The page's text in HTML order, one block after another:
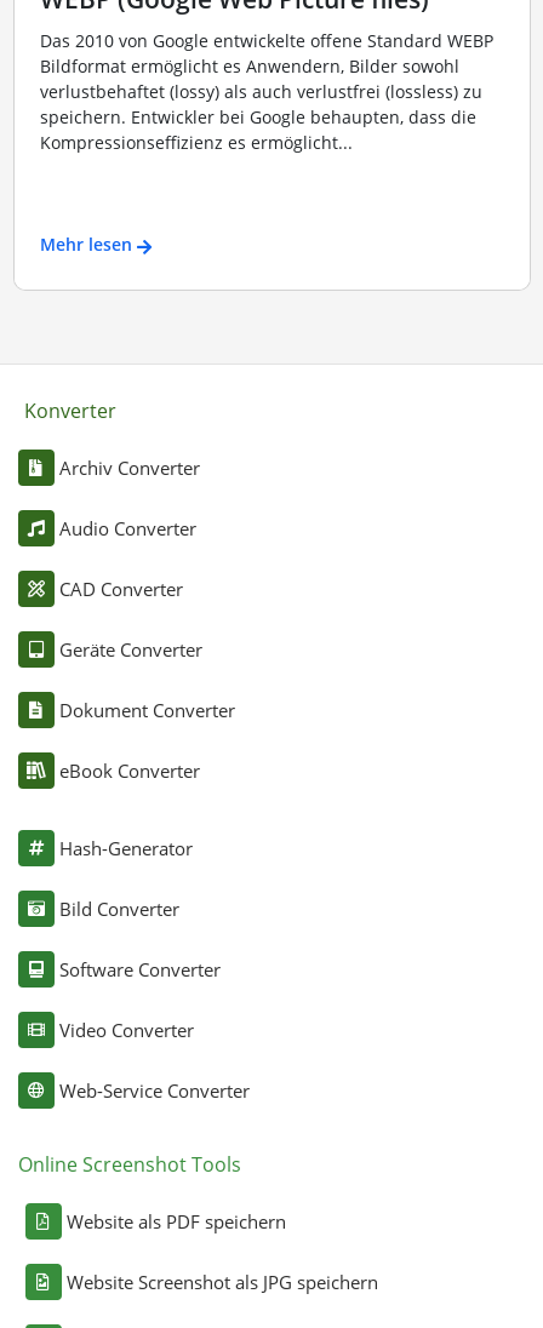
Das 2010 von Google entwickelte offene Standard WEBP
Bildformat ermöglicht es Anwendern, Bilder sowohl
verlustbehaftet (lossy) als auch verlustfrei (lossless) zu
speichern. Entwickler bei Google behaupten, dass die
Kompressionseffizienz es ermöglicht...
Mehr lesen
Konverter
Archiv Converter
Audio Converter
CAD Converter
Geräte Converter
Dokument Converter
eBook Converter
Hash-Generator
Bild Converter
Software Converter
Video Converter
Web-Service Converter
Online Screenshot Tools
Website als PDF speichern
Website Screenshot als JPG speichern